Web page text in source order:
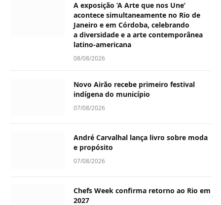
A exposição ‘A Arte que nos Une’
acontece simultaneamente no Rio de
Janeiro e em Córdoba, celebrando
a diversidade e a arte contemporânea
latino-americana
08/08/2026
Novo Airão recebe primeiro festival
indígena do município
07/08/2026
André Carvalhal lança livro sobre moda
e propósito
07/08/2026
Chefs Week confirma retorno ao Rio em
2027